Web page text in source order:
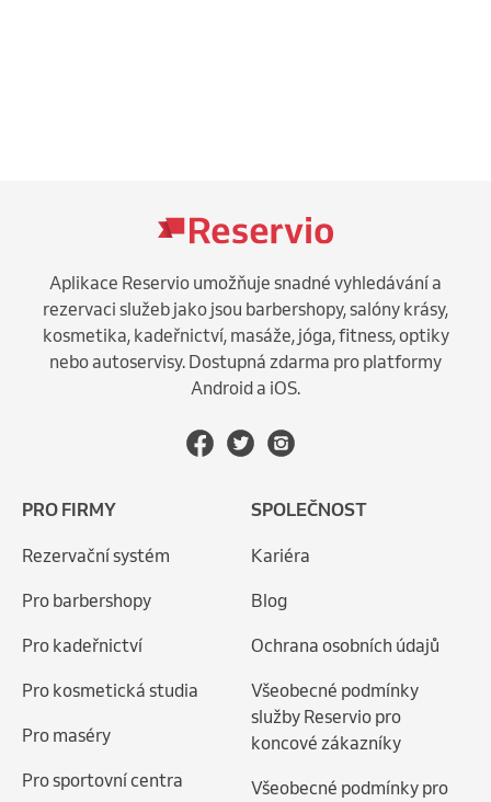
Aplikace Reservio umožňuje snadné vyhledávání a
rezervaci služeb jako jsou barbershopy, salóny krásy,
kosmetika, kadeřnictví, masáže, jóga, fitness, optiky
nebo autoservisy. Dostupná zdarma pro platformy
Android a iOS.
PRO FIRMY
Rezervační systém
Pro barbershopy
Pro kadeřnictví
Pro kosmetická studia
Pro maséry
Pro sportovní centra
SPOLEČNOST
Kariéra
Blog
Ochrana osobních údajů
Všeobecné podmínky
služby Reservio pro
koncové zákazníky
Všeobecné podmínky pro